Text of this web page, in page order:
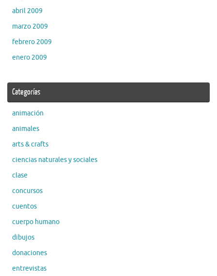
abril 2009
marzo 2009
febrero 2009
enero 2009
Categorías
animación
animales
arts & crafts
ciencias naturales y sociales
clase
concursos
cuentos
cuerpo humano
dibujos
donaciones
entrevistas